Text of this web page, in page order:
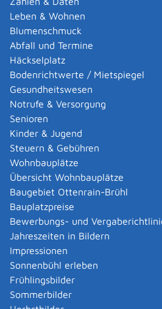
Leben & Wohnen
Blumenschmuck
Abfall und Termine
Häckselplatz
Bodenrichtwerte / Mietspiegel
Gesundheitswesen
Notrufe & Versorgung
Senioren
Kinder & Jugend
Steuern & Gebühren
Wohnbauplätze
Übersicht Wohnbauplätze
Baugebiet Ottenrain-Brühl
Bauplatzpreise
Bewerbungs- und
Jahreszeiten in Bildern
Impressionen
Sonnenbühl erleben
Frühlingsbilder
Sommerbilder
Adoption eines erwachsenen
Adoptionspflege eines
aufnehmen
Adressänderung auf der eID-
Adressbuch - Eintrag sperren
Akademische
Weiterbildung beantragen
Akademische Grade, Titel
anerkannten Spätaussiedlern
beantragen
Akademische Grade, Titel
ausländischen Hochschulen
Akteneinsicht in und
Verwaltungsverfahren
Allgemein bildende Schulen -
anmelden
Als berechtigte Person
(Halterauskunft) beantragen
Als Servicedienstleisterin
im Rahmen der
Altenpfleger, Arbeitserzieher,